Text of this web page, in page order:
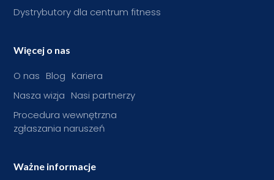
Dystrybutory dla centrum fitness
Więcej o nas
O nas Blog Kariera
Nasza wizja Nasi partnerzy
Procedura wewnętrzna
zgłaszania naruszeń
Ważne informacje